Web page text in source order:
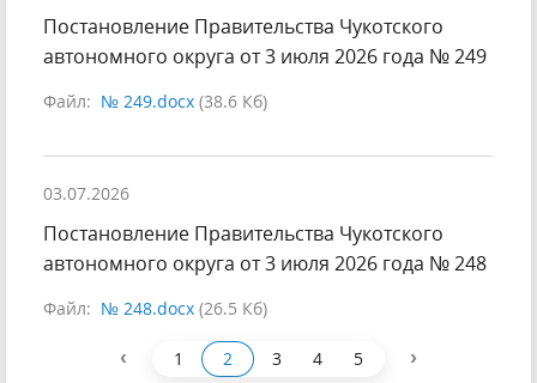
Постановление Правительства Чукотского
автономного округа от 3 июля 2026 года № 249
Файл: № 249.docx (38.6 Кб)
03.07.2026
Постановление Правительства Чукотского
автономного округа от 3 июля 2026 года № 248
Файл: № 248.docx (26.5 Кб)
‹ 1 2 3 4 5 ›